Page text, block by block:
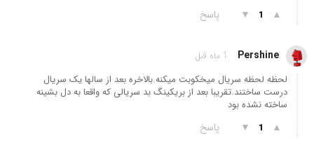
▲
1
▼ پاسخ
Pershine 1 ماه قبل
لحظه لحظه سریال میخکوبت میکنه.بالاخره بعد از سالها یک سریال
درست ساختند.تقریبا بعد از بریکینگ بد سریالی که واقعا به دل بشینه
ساخته نشده بود
▲
1
▼ پاسخ